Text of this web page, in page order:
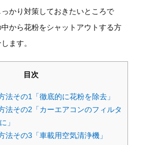
かり対策しておきたいところで
から花粉をシャットアウトする方
ます。
目次
法その1「徹底的に花粉を除去」
法その2「カーエアコンのフィルタ
」
法その3「車載用空気清浄機」